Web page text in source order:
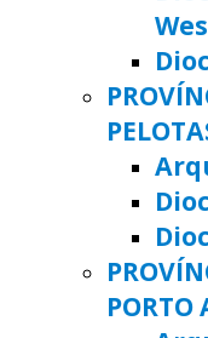
PORTO